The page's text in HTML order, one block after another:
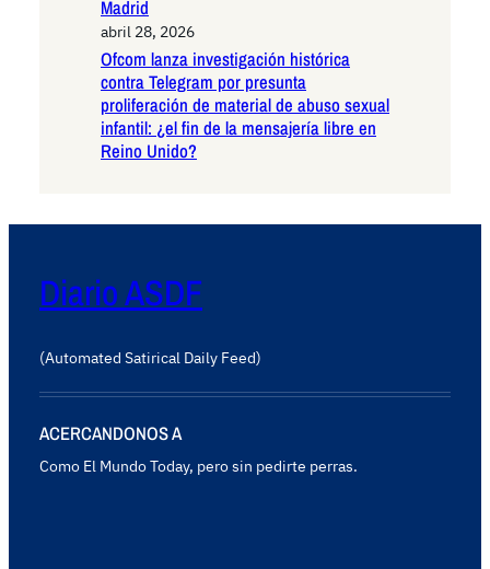
Madrid
abril 28, 2026
Ofcom lanza investigación histórica
contra Telegram por presunta
proliferación de material de abuso sexual
infantil: ¿el fin de la mensajería libre en
Reino Unido?
Diario ASDF
(Automated Satirical Daily Feed)
ACERCANDONOS A
Como El Mundo Today, pero sin pedirte perras.